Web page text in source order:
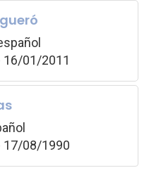
01/2011
17/08/1990